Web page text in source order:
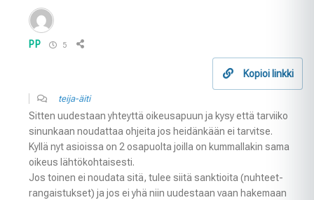
PP 5
Kopioi linkki
teija-äiti
Sitten uudestaan yhteyttä oikeusapuun ja kysy että tarviiko
sinunkaan noudattaa ohjeita jos heidänkään ei tarvitse.
Kyllä nyt asioissa on 2 osapuolta joilla on kummallakin sama
oikeus lähtökohtaisesti.
Jos toinen ei noudata sitä, tulee siitä sanktioita (nuhteet-
rangaistukset) ja jos ei yhä niin uudestaan vaan hakemaan